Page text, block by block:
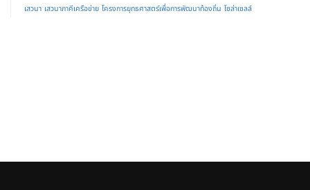
เสวนา เสวนาภาคีเครือข่าย โครงการยุทธศาสตร์เพื่อการพัฒนาท้องถิ่น โซล่าเซลล์